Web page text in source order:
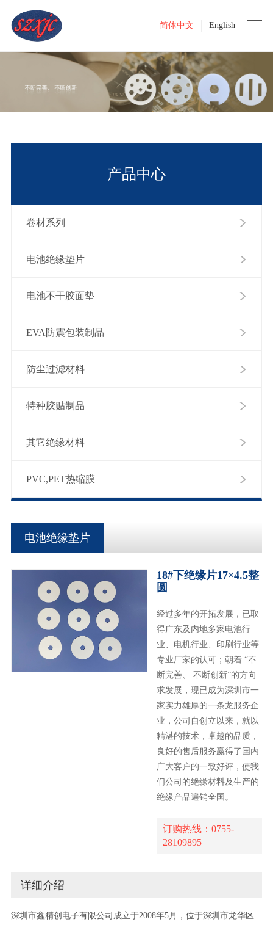
简体中文 English
产品中心
卷材系列
电池绝缘垫片
电池不干胶面垫
EVA防震包装制品
防尘过滤材料
特种胶贴制品
其它绝缘材料
PVC,PET热缩膜
电池绝缘垫片
18#下绝缘片17×4.5整
圆
经过多年的开拓发展，已取
得广东及内地多家电池行
业、电机行业、印刷行业等
专业厂家的认可；朝着 “不
断完善、 不断创新”的方向
求发展，现已成为深圳市一
家实力雄厚的一条龙服务企
业，公司自创立以来，就以
精湛的技术，卓越的品质，
良好的售后服务赢得了国内
广大客户的一致好评，使我
们公司的绝缘材料及生产的
绝缘产品遍销全国。
订购热线：0755-
28109895
详细介绍
深圳市鑫精创电子有限公司成立于2008年5月，位于深圳市龙华区